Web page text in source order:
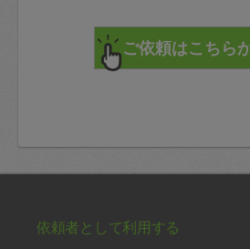
依頼者として利用する